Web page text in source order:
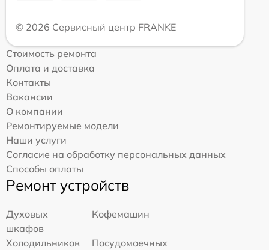
© 2026 Сервисный центр FRANKE
Стоимость ремонта
Оплата и доставка
Контакты
Вакансии
О компании
Ремонтируемые модели
Наши услуги
Согласие на обработку персональных данных
Способы оплаты
Ремонт устройств
Духовых
шкафов
Кофемашин
Холодильников
Посудомоечных